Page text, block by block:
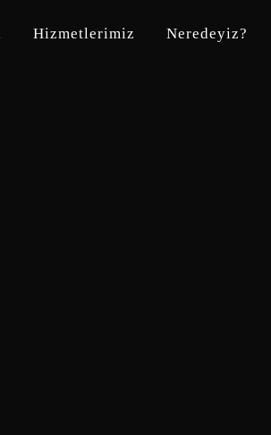
Hizmetlerimiz Neredeyiz?